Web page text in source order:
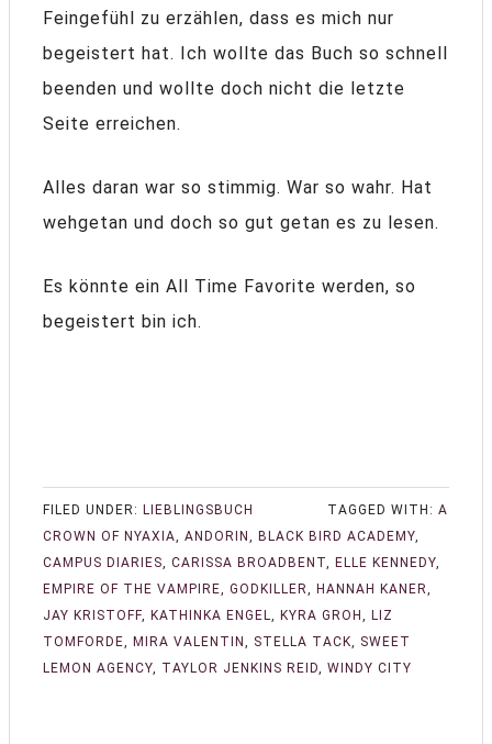
Feingefühl zu erzählen, dass es mich nur
begeistert hat. Ich wollte das Buch so schnell
beenden und wollte doch nicht die letzte
Seite erreichen.
Alles daran war so stimmig. War so wahr. Hat
wehgetan und doch so gut getan es zu lesen.
Es könnte ein All Time Favorite werden, so
begeistert bin ich.
FILED UNDER: LIEBLINGSBUCH TAGGED WITH: A
CROWN OF NYAXIA, ANDORIN , BLACK BIRD ACADEMY,
CAMPUS DIARIES, CARISSA BROADBENT, ELLE KENNEDY,
EMPIRE OF THE VAMPIRE, GODKILLER, HANNAH KANER,
JAY KRISTOFF, KATHINKA ENGEL, KYRA GROH , LIZ
TOMFORDE, MIRA VALENTIN , STELLA TACK, SWEET
LEMON AGENCY, TAYLOR JENKINS REID, WINDY CITY